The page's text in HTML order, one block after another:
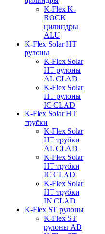
K-Flex K-
ROCK
цилиндры
ALU
K-Flex Solar HT
рулоны
K-Flex Solar
HT рулоны
AL CLAD
K-Flex Solar
HT рулоны
IC CLAD
K-Flex Solar HT
трубки
K-Flex Solar
HT трубки
AL CLAD
K-Flex Solar
HT трубки
IC CLAD
K-Flex Solar
HT трубки
IN CLAD
K-Flex ST рулоны
K-Flex ST
рулоны AD